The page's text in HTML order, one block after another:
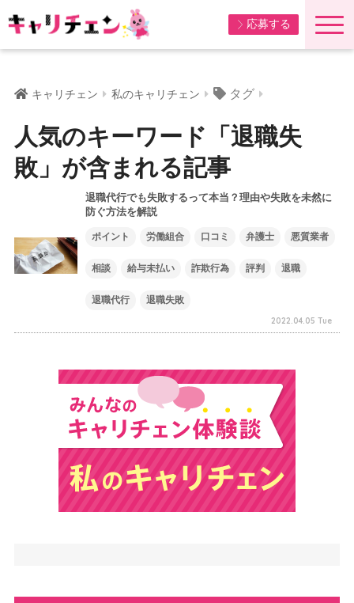
応募する
キャリチェン 私のキャリチェン タグ
人気のキーワード「退職失
敗」が含まれる記事
退職代行でも失敗するって本当？理由や失敗を未然に
防ぐ方法を解説
ポイント 労働組合 口コミ 弁護士 悪質業者
相談 給与未払い 詐欺行為 評判 退職
退職代行 退職失敗
2022.04.05 Tue